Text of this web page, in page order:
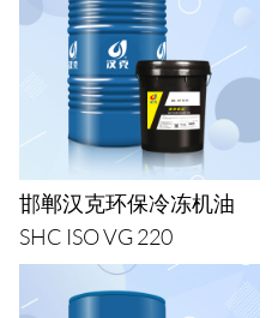
邯郸汉克环保冷冻机油
SHC ISO VG 220